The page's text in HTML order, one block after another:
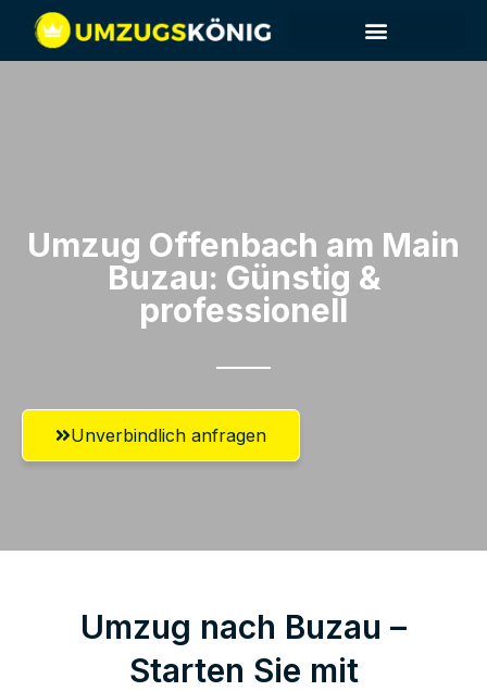
Umzug Offenbach am Main​
Buzau: Günstig &
professionell​
Unverbindlich anfragen
Umzug nach Buzau –
Starten Sie mit